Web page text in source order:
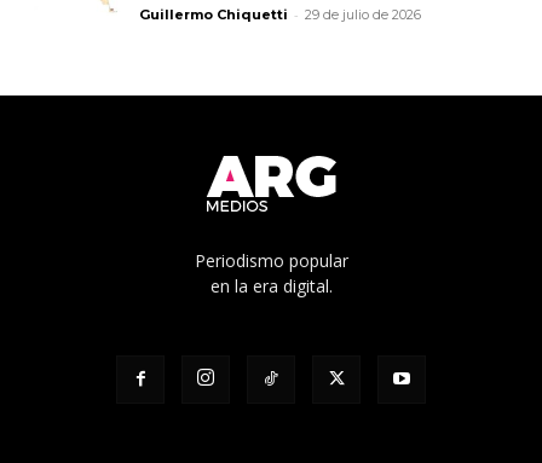
Guillermo Chiquetti - 29 de julio de 2026
Periodismo popular
en la era digital.